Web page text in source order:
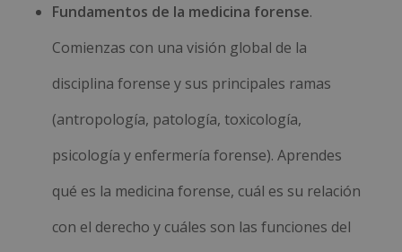
Fundamentos de la medicina forense.
Comienzas con una visión global de la
disciplina forense y sus principales ramas
(antropología, patología, toxicología,
psicología y enfermería forense). Aprendes
qué es la medicina forense, cuál es su relación
con el derecho y cuáles son las funciones del